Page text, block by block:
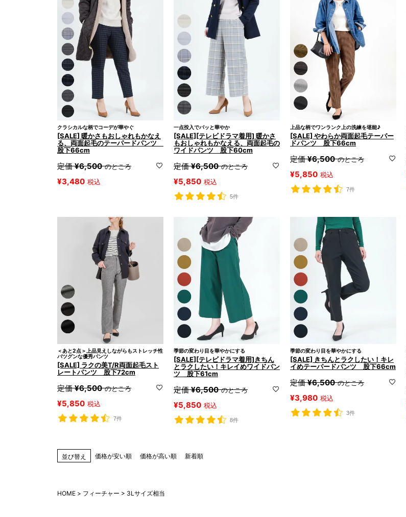
クラシカルな柄でコーデが華やぐ
[SALE] 暖かさもおしゃれもかなえ
る、両面起毛のテーパードパンツ
股下66cm
定価 ¥6,500 のところ
¥3,480 税込
一点投入でパッと華やか
[SALE][テレビドラマ着用] 暖かさ
もおしゃれもかなえる、両面起毛の
ワイドパンツ 股下60cm
定価 ¥6,500 のところ
¥5,850 税込
5件
上品な柄でワンランク上の洗練を堪能♪
[SALE] やわらか両面起毛テーパー
ドパンツ 股下66cm
定価 ¥6,500 のところ
¥5,850 税込
7件
＜あと2点＞上品見えしながらもストレッチ性
バツグンな優秀パンツ
[SALE] ラクの美T/R両面起毛スト
レートパンツ 股下72cm
定価 ¥6,500 のところ
¥5,850 税込
7件
季節の変わり目を華やかにする
[SALE][テレビドラマ着用]きちん
とラクしたい！キレイめワイドパン
ツ 股下61cm
定価 ¥6,500 のところ
¥5,850 税込
8件
季節の変わり目を華やかにする
[SALE] きちんとラクしたい！キレ
イめテーパードパンツ 股下66cm
定価 ¥6,500 のところ
¥3,980 税込
3件
並び替え 価格が安い順 価格が高い順 新着順
HOME フィーチャー 3Lサイズ相当